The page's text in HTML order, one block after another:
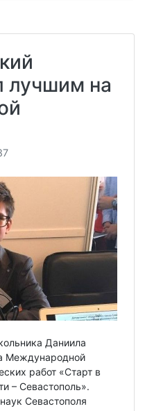
лучшим на
Даниила
Международной
работ «Старт в
– Севастополь».
Севастополя